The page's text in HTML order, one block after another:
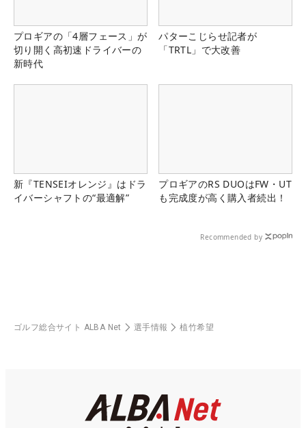
プロギアの「4層フェース」が
切り開く高初速ドライバーの
新時代
パターこじらせ記者が
「TRTL」で大改善
新『TENSEIオレンジ』はドラ
イバーシャフトの“最適解”
プロギアのRS DUOはFW・UT
も完成度が高く購入者続出！
Recommended by
ゴルフ総合サイト ALBA Net 選手情報 植竹希望